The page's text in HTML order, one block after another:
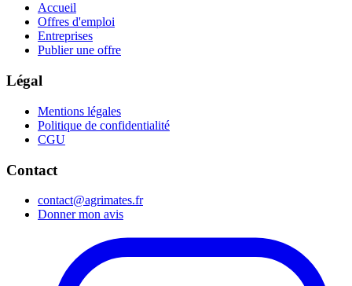
Accueil
Offres d'emploi
Entreprises
Publier une offre
Légal
Mentions légales
Politique de confidentialité
CGU
Contact
contact@agrimates.fr
Donner mon avis